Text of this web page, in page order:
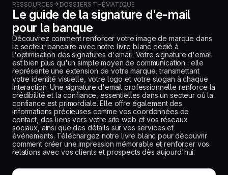
RESSOURCES DOSSIERS THÉMATIQUE
Le guide de la signature d'e-mail
pour la banque
Découvrez comment renforcer votre image de marque dans
le secteur bancaire avec notre livre blanc dédié à
l'optimisation des signatures d'email. Votre signature d'email
est bien plus qu'un simple moyen de communication : elle
représente une extension de votre marque, transmettant
votre identité visuelle, votre logo et votre slogan à chaque
interaction. Une signature d'email professionnelle renforce la
crédibilité et la confiance, essentielles dans un secteur où la
confiance est primordiale. Elle offre également des
informations précieuses comme vos coordonnées de
contact, des liens vers votre site web et vos réseaux
sociaux, ainsi que des détails sur vos services et
événements. Téléchargez notre livre blanc pour découvrir
comment créer une impression mémorable et renforcer vos
relations avec vos clients et prospects dès aujourd'hui.